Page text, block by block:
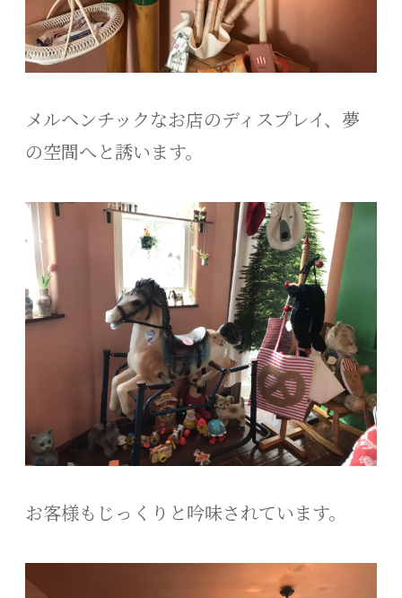
メルヘンチックなお店のディスプレイ、夢
の空間へと誘います。
お客様もじっくりと吟味されています。